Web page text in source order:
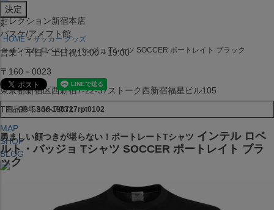
セレクション新宿本店
バスケ/アメフト館
営業：平日・土日祝13:00～19:00
〒160－0023
東京都新宿区西新宿7-22-37ストーク西新宿福星ビル105
TEL:03-5338-7231
MAP
SHOP
BLOG
セレクション大阪店BIGSTEP 2F
営業：平日・土日祝12:00～19:00
x
HOME
サッカー グッズ
インテル ロベルト・バッジョ Tシャツ SOCCER ポートレイト ブラック
商品番号 soc-190727rpt0102
勇ましい顔つきが堪らない！ポートレートTシャツ インテル ロベ
ルト・バッジョ Tシャツ SOCCER ポートレイト ブラ
ック